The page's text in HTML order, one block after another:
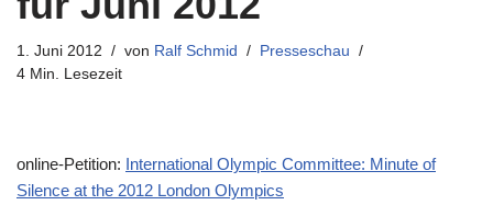
1. Juni 2012 von Ralf Schmid
Presseschau
4 Min. Lesezeit
online-Petition: International Olympic Committee: Minute of
Silence at the 2012 London Olympics